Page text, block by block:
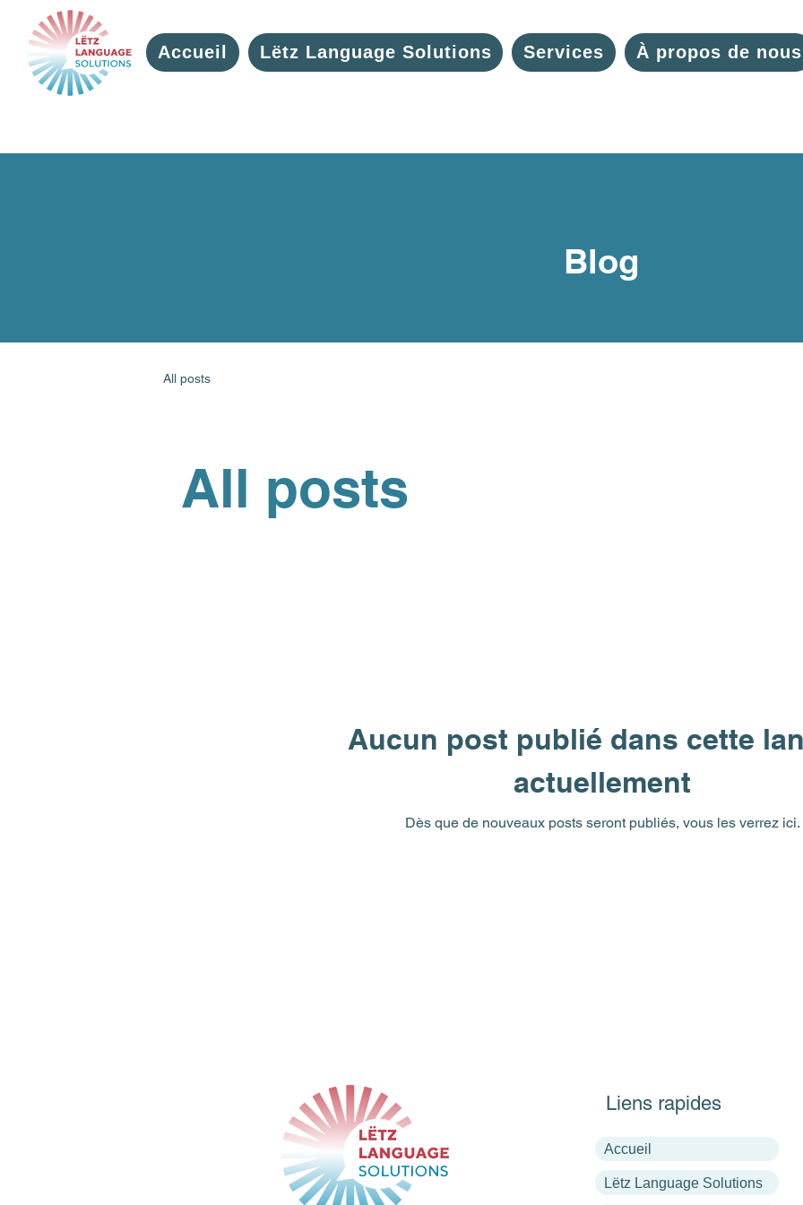
Accueil Lëtz Language Solutions Services À propos de nous
Blog
All posts
All posts
Aucun post publié dans cette
actuellement
Dès que de nouveaux posts seront publiés, vous les verrez ici.
Liens rapides
Accueil
Lëtz Language Solutions